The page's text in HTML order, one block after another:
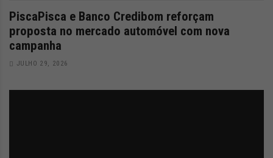
PiscaPisca e Banco Credibom reforçam
proposta no mercado automóvel com nova
campanha
JULHO 29, 2026